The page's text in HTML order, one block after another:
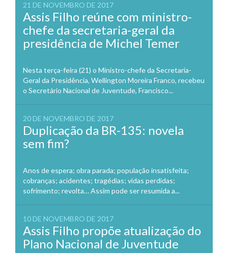
21 DE NOVEMBRO DE 2017
Assis Filho reúne com ministro-
chefe da secretaria-geral da
presidência de Michel Temer
Nesta terça-feira (21) o Ministro-chefe da Secretaria-
Geral da Presidência, Wellington Moreira Franco, recebeu
o Secretário Nacional de Juventude, Francisco...
20 DE NOVEMBRO DE 2017
Duplicação da BR-135: novela
sem fim?
Anos de espera; obra parada; população insatisfeita;
cobranças; acidentes; tragédias; vidas perdidas;
sofrimento; revolta… Assim pode ser resumida a...
10 DE NOVEMBRO DE 2017
Assis Filho propõe atualização do
Plano Nacional de Juventude